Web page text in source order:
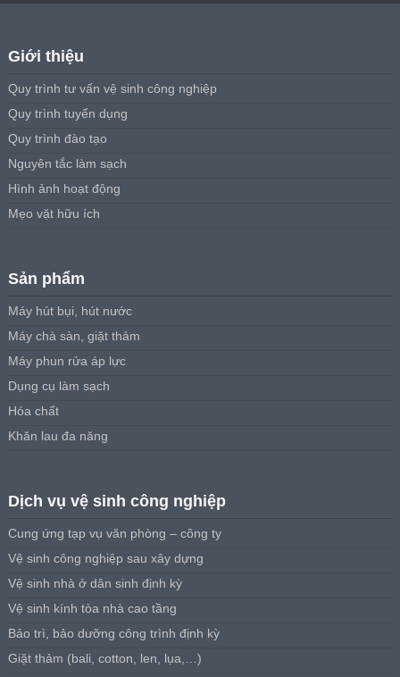
Giới thiệu
Quy trình tư vấn vệ sinh công nghiệp
Quy trình tuyển dụng
Quy trình đào tạo
Nguyên tắc làm sạch
Hình ảnh hoạt động
Mẹo vặt hữu ích
Sản phẩm
Máy hút bụi, hút nước
Máy chà sàn, giặt thảm
Máy phun rửa áp lực
Dụng cụ làm sạch
Hóa chất
Khăn lau đa năng
Dịch vụ vệ sinh công nghiệp
Cung ứng tạp vụ văn phòng – công ty
Vệ sinh công nghiệp sau xây dựng
Vệ sinh nhà ở dân sinh định kỳ
Vệ sinh kính tòa nhà cao tầng
Bảo trì, bảo dưỡng công trình định kỳ
Giặt thảm (bali, cotton, len, lụa,…)